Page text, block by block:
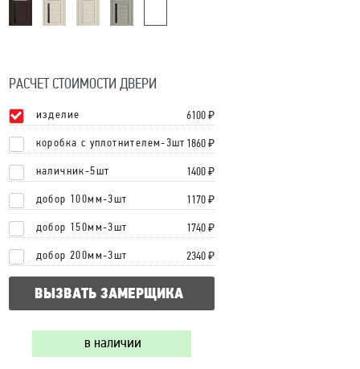
РАСЧЕТ СТОИМОСТИ ДВЕРИ
изделие 6100₽
коробка с уплотнителем-3шт 1860 ₽
наличник-5шт 1400 ₽
добор 100мм-3шт 1170 ₽
добор 150мм-3шт 1740 ₽
добор 200мм-3шт 2340 ₽
ВЫЗВАТЬ ЗАМЕРЩИКА
в наличии